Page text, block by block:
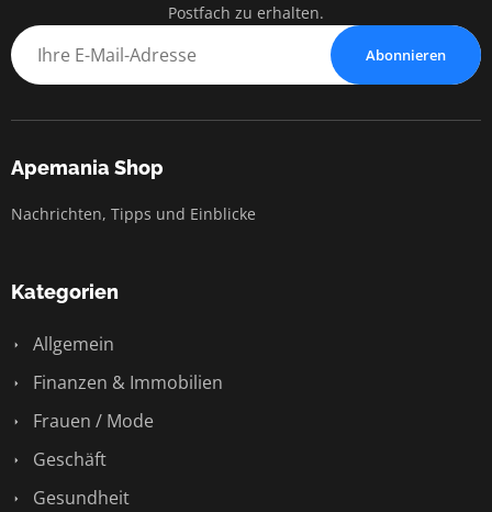
Postfach zu erhalten.
Abonnieren
Apemania Shop
Nachrichten, Tipps und Einblicke
Kategorien
Allgemein
Finanzen & Immobilien
Frauen / Mode
Geschäft
Gesundheit